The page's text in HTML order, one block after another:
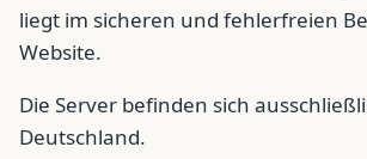
liegt im sicheren und fehlerfreien
Website.
Die Server befinden sich
Deutschland.